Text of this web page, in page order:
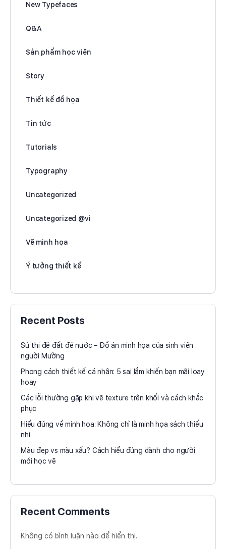
New Typefaces
Q&A
Sản phẩm học viên
Story
Thiết kế đồ họa
Tin tức
Tutorials
Typography
Uncategorized
Uncategorized @vi
Vẽ minh họa
Ý tưởng thiết kế
Recent Posts
Sử thi đẻ đất đẻ nước – Đồ án minh họa của sinh viên
người Mường
Phong cách thiết kế cá nhân: 5 sai lầm khiến bạn mãi loay
hoay
Các lỗi thường gặp khi vẽ texture trên khối và cách khắc
phục
Hiểu đúng về minh họa: Không chỉ là minh họa sách thiếu
nhi
Màu đẹp vs màu xấu? Cách hiểu đúng dành cho người
mới học vẽ
Recent Comments
Không có bình luận nào để hiển thị.